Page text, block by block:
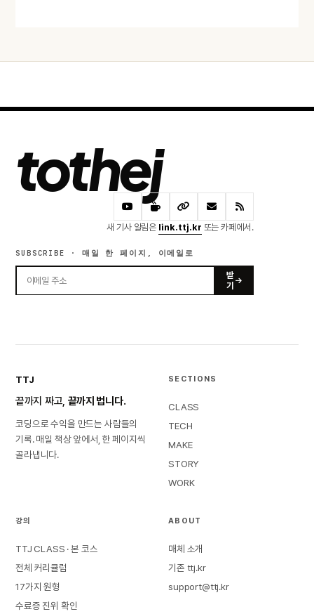
tothej
새 기사 알림은 link.ttj.kr 또는 카페에서.
SUBSCRIBE · 매일 한 페이지, 이메일로
받
기
TTJ
끝까지 짜고, 끝까지 법니다.
코딩으로 수익을 만드는 사람들의
기록. 매일 책상 앞에서, 한 페이지씩
골라냅니다.
SECTIONS
CLASS
TECH
MAKE
STORY
WORK
강의
TTJ CLASS · 본 코스
전체 커리큘럼
17가지 원형
수료증 진위 확인
ABOUT
매체 소개
기존 ttj.kr
support@ttj.kr